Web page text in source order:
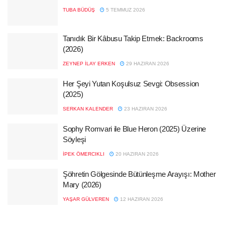
TUBA BÜDÜŞ 5 TEMMUZ 2026
Tanıdık Bir Kâbusu Takip Etmek: Backrooms
(2026)
ZEYNEP İLAY ERKEN 29 HAZIRAN 2026
Her Şeyi Yutan Koşulsuz Sevgi: Obsession
(2025)
SERKAN KALENDER 23 HAZIRAN 2026
Sophy Romvari ile Blue Heron (2025) Üzerine
Söyleşi
İPEK ÖMERCIKLI 20 HAZIRAN 2026
Şöhretin Gölgesinde Bütünleşme Arayışı: Mother
Mary (2026)
YAŞAR GÜLVEREN 12 HAZIRAN 2026